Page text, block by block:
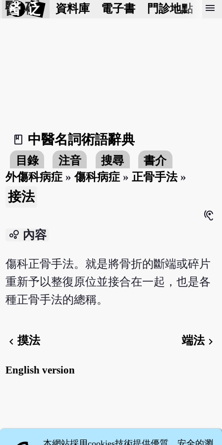
醫 砭 資料庫 電子書 門診地點 預
menu
book_2
中醫名詞術語辭典
目錄 注音 搜尋
書介
外傷科病症 »傷科病症 » 正骨手法»
接法
hearing
bubble_chart 內容
傷科正骨手法。就是將骨折的斷端或碎片
重新予以整復原位並接合在一起，也是各
種正骨手法的總稱。
chevron_left摸法 端法chevron_right
English version